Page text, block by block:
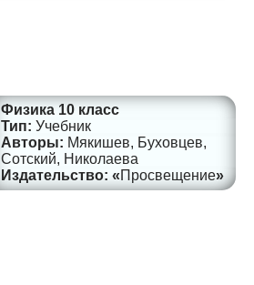
Физика 10 класс
Учебник
Мякишев, Буховцев,
Сотский, Николаева
Просвещение